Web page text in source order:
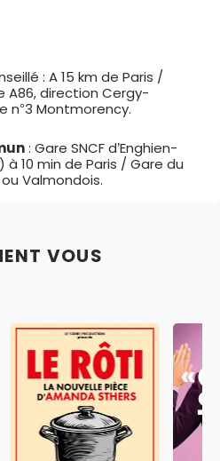
: A 15 km de Paris /
A86, direction Cergy-
n°3 Montmorency.
: Gare SNCF d’Enghien-
10 min de Paris / Gare du
Valmondois.
VOUS